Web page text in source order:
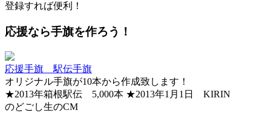
登録すれば便利！
応援なら手旗を作ろう！
応援手旗 駅伝手旗
オリジナル手旗が10本から作成致します！
★2013年箱根駅伝 5,000本 ★2013年1月1日 KIRIN
のどごし生のCM